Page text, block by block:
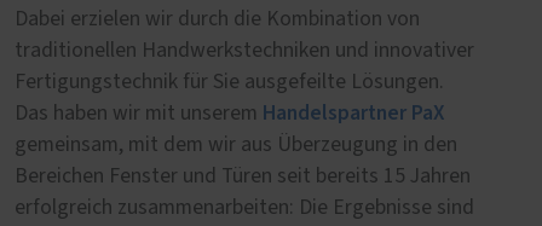
Dabei erzielen wir durch die Kombination von
traditionellen Handwerkstechniken und innovativer
Fertigungstechnik für Sie ausgefeilte Lösungen.
Das haben wir mit unserem Handelspartner PaX
gemeinsam, mit dem wir aus Überzeugung in den
Bereichen Fenster und Türen seit bereits 15 Jahren
erfolgreich zusammenarbeiten: Die Ergebnisse sind